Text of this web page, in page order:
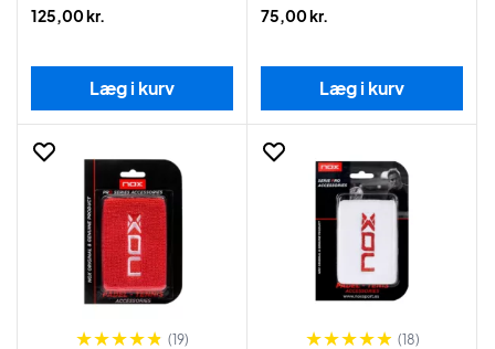
125,00 kr.
Læg i kurv
75,00 kr.
Læg i kurv
(19) (18)